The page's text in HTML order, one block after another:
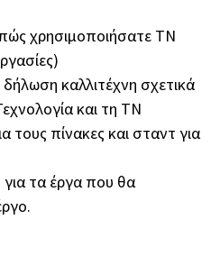
χρησιμοποιήσατε ΤΝ
καλλιτέχνη σχετικά
και τη ΤΝ
τους πίνακες και σταντ για
τα έργα που θα